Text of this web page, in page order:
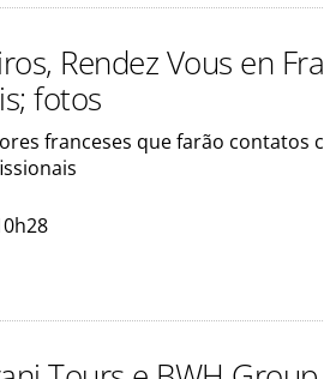
Rendez Vous en
fotos
franceses que farão contatos